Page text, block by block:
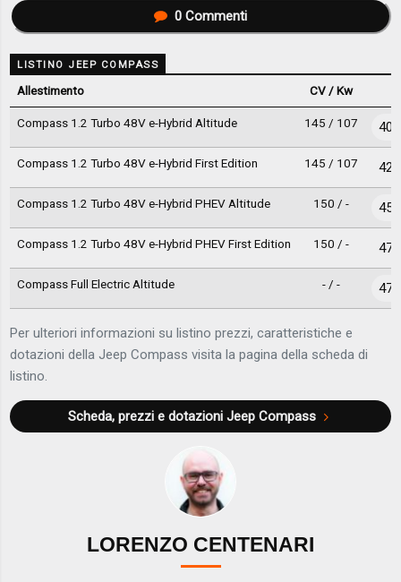
0Commenti
LISTINO JEEP COMPASS
Allestimento CV / Kw
Compass 1.2 Turbo 48V e-Hybrid Altitude 145 / 107
Compass 1.2 Turbo 48V e-Hybrid First Edition 145 / 107
Compass 1.2 Turbo 48V e-Hybrid PHEV Altitude 150 / -
Compass 1.2 Turbo 48V e-Hybrid PHEV First Edition 150 / -
Compass Full Electric Altitude - / -
Per ulteriori informazioni su listino prezzi, caratteristiche e
dotazioni della Jeep Compass visita la pagina della scheda di
listino.
Scheda, prezzi e dotazioniJeep Compass
LORENZO CENTENARI